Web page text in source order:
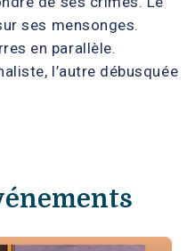
ses mensonges.
en parallèle.
l’autre débusquée